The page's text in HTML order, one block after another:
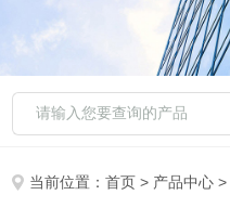
当前位置：首页 > 产品中心